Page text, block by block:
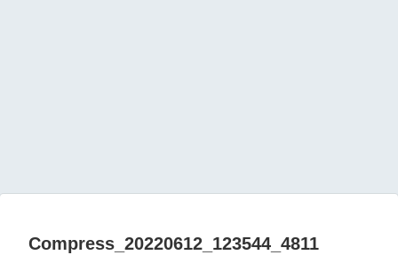
Compress_20220612_123544_4811